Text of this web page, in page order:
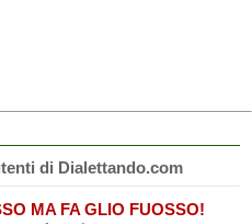
di Dialettando.com
MA FA GLIO FUOSSO!